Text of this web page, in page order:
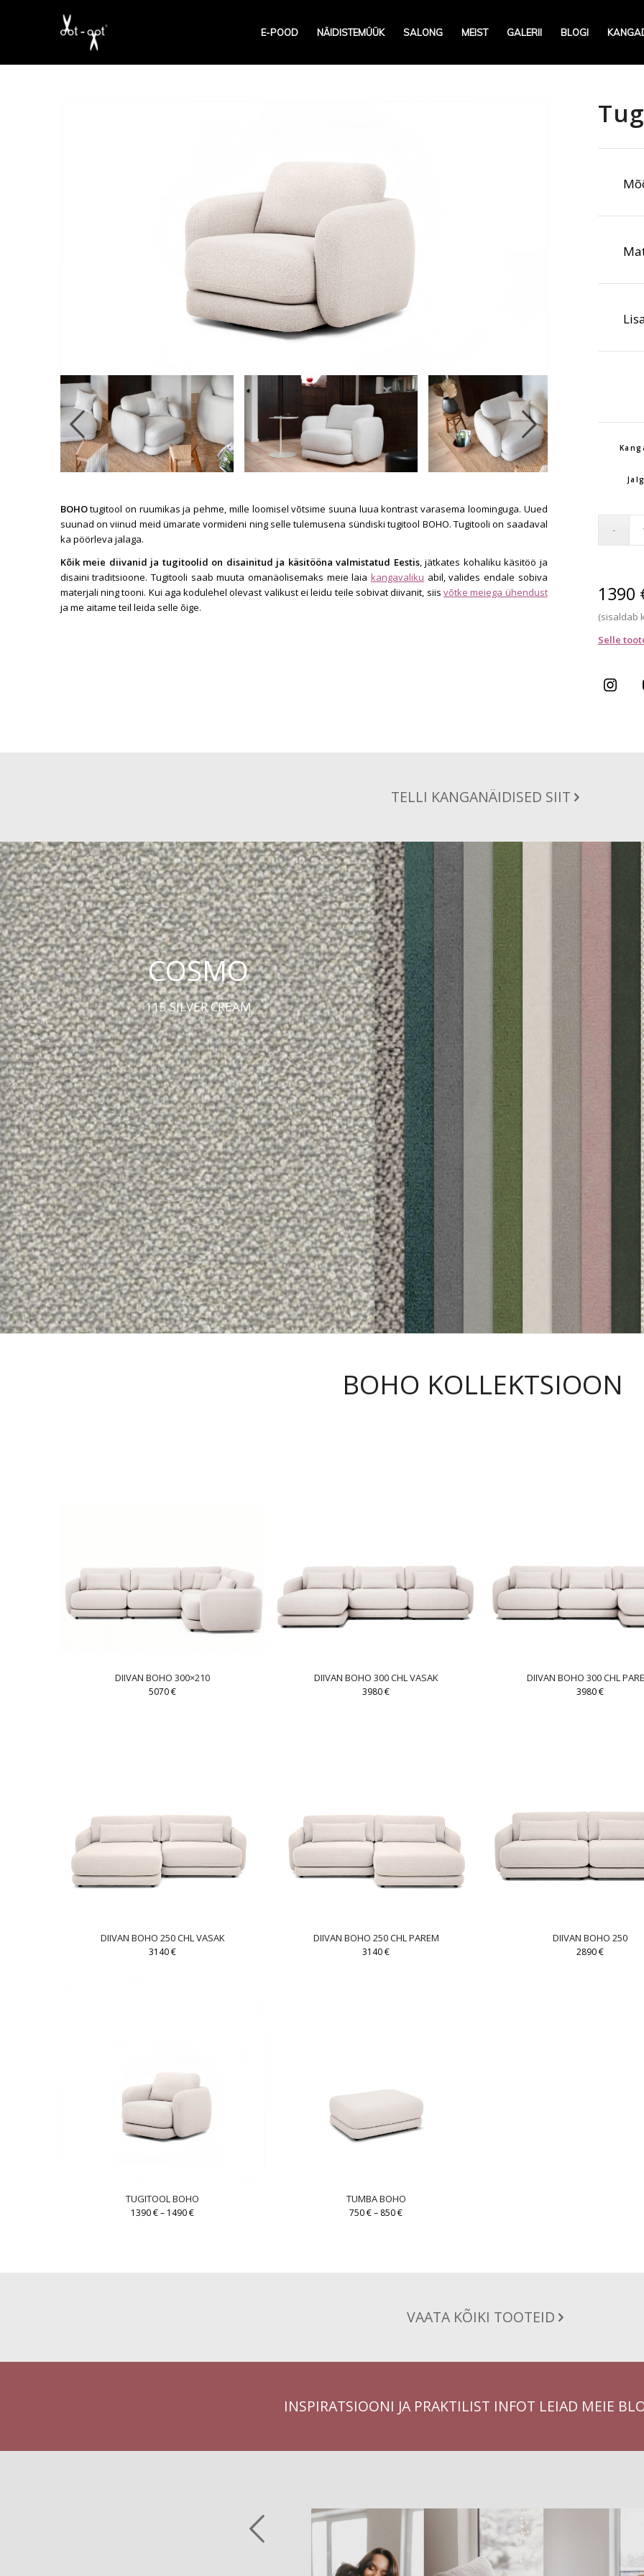
E-POOD NÄIDISTEMÜÜK SALONG MEIST GALERII BLOGI
Next
BOHOtugitool on ruumikas ja pehme, mille loomisel võtsime suuna luua kontrast varasema loominguga. Uued
suunad on viinud meid ümarate vormideni ning selle tulemusena sündiski tugitool BOHO. Tugitooli on saadaval
ka pöörleva jalaga.
Kõik meie diivanid ja tugitoolid on disainitud ja käsitööna valmistatud Eestis, jätkates kohaliku käsitöö ja
disaini traditsioone. Tugitooli saab muuta omanäolisemaks meie laia kangavaliku abil, valides endale sobiva
materjali ning tooni. Kui aga kodulehel olevast valikust ei leidu teile sobivat diivanit, siis võtke meiega ühendust
ja me aitame teil leida selle õige.
Jalg
1390
(sisaldab
Selle
TELLI KANGANÄIDISED SIIT
COSMO
115 SILVER CREAM
BOHO KOLLEKTSIOON
DIIVAN BOHO 300×210
5070€
DIIVAN BOHO 300 CHL VASAK
3980€
DIIVAN BOHO 300 CHL
3980€
DIIVAN BOHO 250 CHL VASAK
3140€
DIIVAN BOHO 250 CHL PAREM
3140€
DIIVAN BOHO 250
2890€
TUGITOOL BOHO
1390€– 1490€
TUMBA BOHO
750€– 850€
VAATA KÕIKI TOOTEID
INSPIRATSIOONI JA PRAKTILIST INFOT LEIAD MEIE